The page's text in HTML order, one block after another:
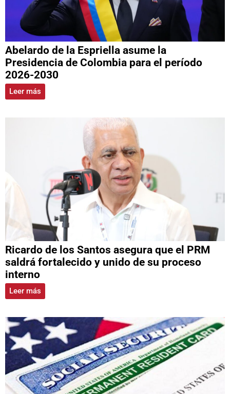
Abelardo de la Espriella asume la
Presidencia de Colombia para el período
2026-2030
Leer más
Ricardo de los Santos asegura que el PRM
saldrá fortalecido y unido de su proceso
interno
Leer más